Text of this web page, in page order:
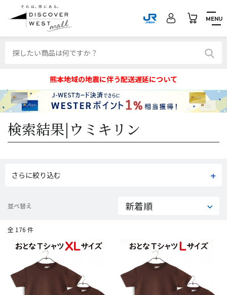
MENU
熊本地域の地震に伴う配送遅延について
検索結果| ウミキリン
さらに絞り込む
並べ替え
全 176 件